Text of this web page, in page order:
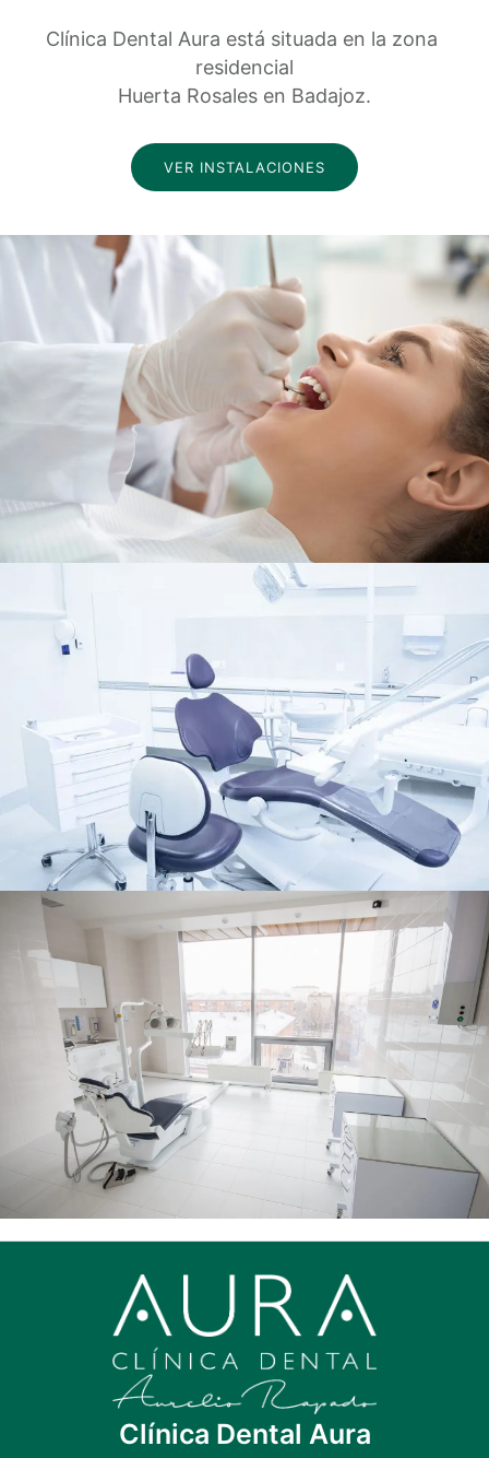
Clínica Dental Aura está situada en la zona
residencial
Huerta Rosales en Badajoz.
VER INSTALACIONES
Clínica Dental Aura